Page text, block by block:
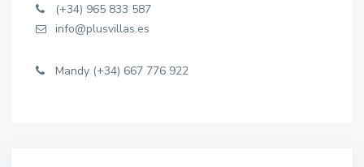
(+34) 965 833 587
info@plusvillas.es
Mandy (+34) 667 776 922